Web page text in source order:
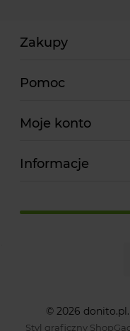
Zakupy
Pomoc
Moje konto
Informacje
© 2026
Styl graficzny